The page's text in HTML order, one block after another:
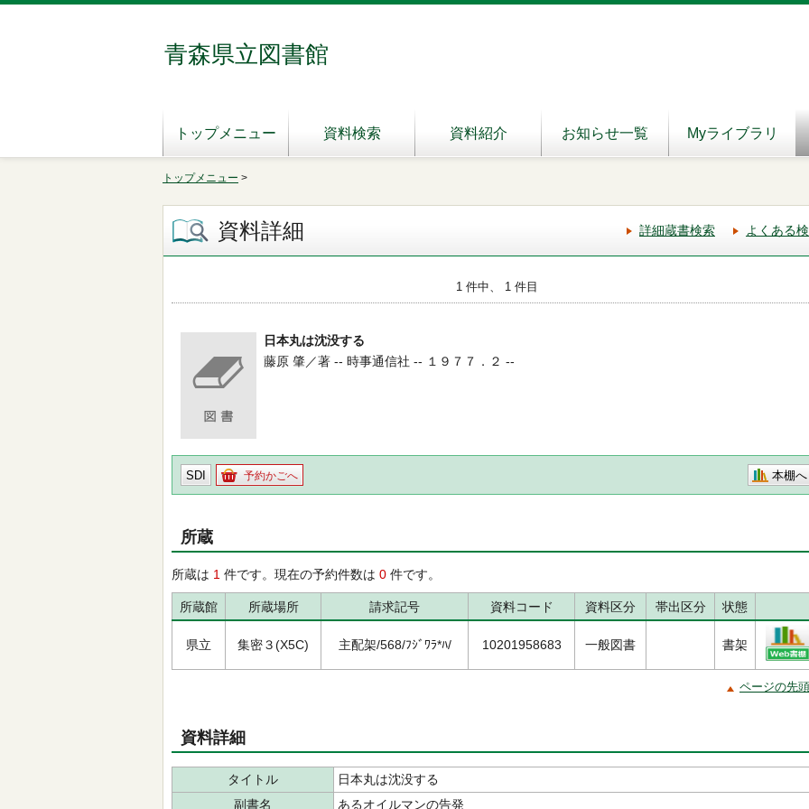
青森県立図書館
トップメニュー 資料検索 資料紹介 お知らせ一覧 Myライブラリ
トップメニュー >
資料詳細 詳細蔵書検索 よくある
1 件中、 1 件目
日本丸は沈没する
藤原 肇／著 -- 時事通信社 -- １９７７．２ --
SDI 予約かごへ 本棚へ
所蔵
所蔵は 1 件です。現在の予約件数は 0 件です。
所蔵館 所蔵場所 請求記号 資料コード 資料区分 帯出区分 状態
県立 集密３(X5C) 主配架/568/ﾌｼﾞﾜﾗ*ﾊ/ 10201958683 一般図書 書架
ページの先
資料詳細
タイトル
日本丸は沈没する
副書名
あるオイルマンの告発